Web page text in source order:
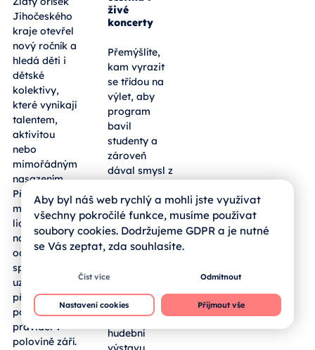
Jihočeského
kraje otevřel
nový ročník a
hledá děti i
dětské
kolektivy,
které vynikají
talentem,
aktivitou
nebo
mimořádným
nasazením.
Přihlásit se
mohou mladí
lidé z regionu
napříč obory
od umění po
sport,
uzávěrka
přihlášek je
podle
pravidel v
polovině září.
živé
koncerty
Přemýšlíte,
kam vyrazit
se třídou na
výlet, aby
program
bavil
studenty a
zároveň
dával smysl z
výuky?
Sousední
bavorský
okres
Grafenau
rozsáhlou
Zemskou
hudební
Aby byl náš web rychlý a mohli jste využívat
všechny pokročilé funkce, musíme používat
soubory cookies. Dodržujeme GDPR a je nutné
se Vás zeptat, zda souhlasíte.
Číst více Odmítnout
Nastavení cookies Přijmout vše